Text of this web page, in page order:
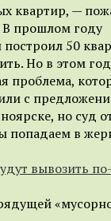
квартир, —
В прошлом году
50
Но в этом
проблема,
с
но суд
попадаем в
вывозить